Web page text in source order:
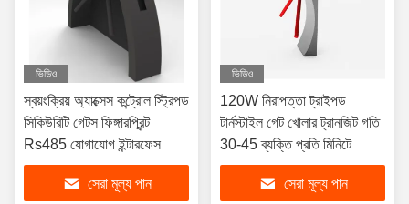
ভিডিও
স্বয়ংক্রিয় অ্যাক্সেস কন্ট্রোল স্ট্রিপড
সিকিউরিটি গেটস ফিঙ্গারপ্রিন্ট
Rs485 যোগাযোগ ইন্টারফেস
সেরা মূল্য পান
ভিডিও
120W নিরাপত্তা ট্রাইপড
টার্নস্টাইল গেট খোলার ট্রানজিট গতি
30-45 ব্যক্তি প্রতি মিনিটে
সেরা মূল্য পান